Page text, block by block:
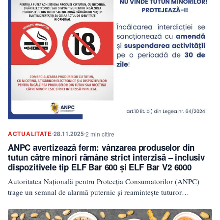
ACTUALITATE 28.11.2025 2 min citire
ANPC avertizează ferm: vânzarea produselor din
tutun către minori rămâne strict interzisă – inclusiv
dispozitivele tip ELF Bar 600 și ELF Bar V2 6000
Autoritatea Națională pentru Protecția Consumatorilor (ANPC)
trage un semnal de alarmă puternic și reamintește tuturor